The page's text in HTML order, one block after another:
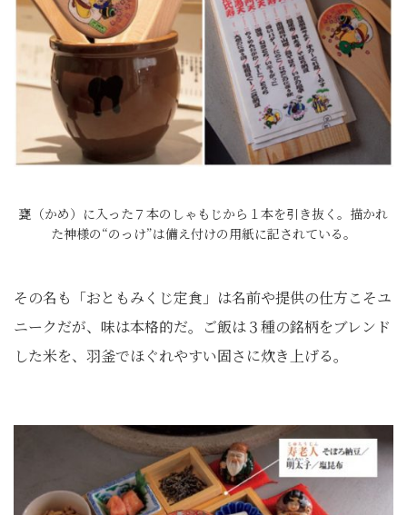
甕（かめ）に入った７本のしゃもじから１本を引き抜く。描かれ
た神様の“のっけ”は備え付けの用紙に記されている。
その名も「おともみくじ定食」は名前や提供の仕方こそユ
ニークだが、味は本格的だ。ご飯は３種の銘柄をブレンド
した米を、羽釜でほぐれやすい固さに炊き上げる。